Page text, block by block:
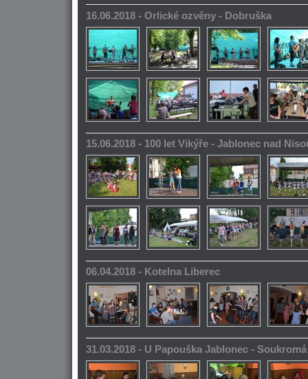
16.06.2018 - Orlické ozvěny - Dobruška
15.06.2018 - 100 let Vikýře - Jablonec nad
06.04.2018 - Kotelna Liberec
31.03.2018 - U Papouška Jablonec -